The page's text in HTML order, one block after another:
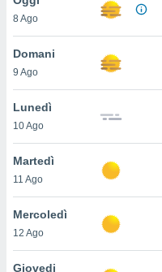
è
al sito
di
ci
di
il
un
la
8 Ago
Domani
9 Ago
Lunedì
10 Ago
Martedì
11 Ago
Mercoledì
12 Ago
Giovedi